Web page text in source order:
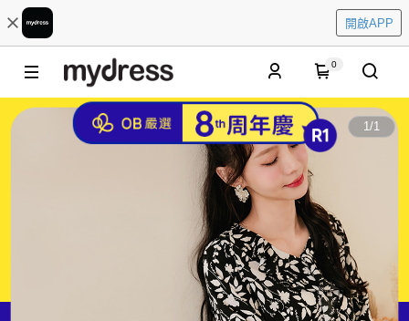
開啟APP
0
1/1